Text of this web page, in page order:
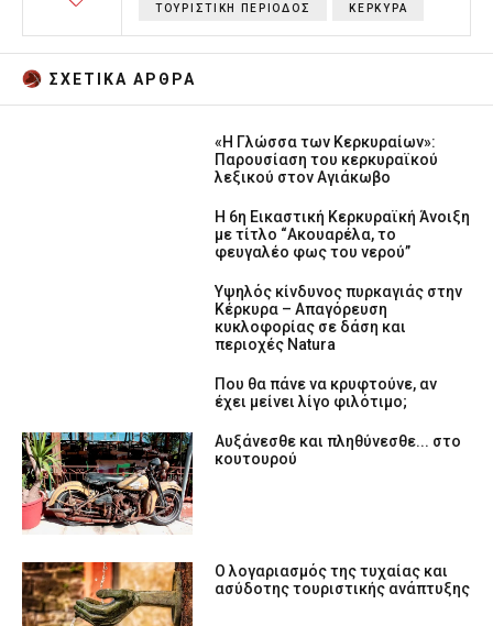
ΤΟΥΡΙΣΤΙΚΗ ΠΕΡΙΟΔΟΣ ΚΕΡΚΥΡΑ
ΣΧΕΤΙΚA AΡΘΡΑ
«Η Γλώσσα των Κερκυραίων»:
Παρουσίαση του κερκυραϊκού
λεξικού στον Αγιάκωβο
Η 6η Εικαστική Κερκυραϊκή Άνοιξη
με τίτλο “Ακουαρέλα, το
φευγαλέο φως του νερού”
Υψηλός κίνδυνος πυρκαγιάς στην
Κέρκυρα – Απαγόρευση
κυκλοφορίας σε δάση και
περιοχές Natura
Που θα πάνε να κρυφτούνε, αν
έχει μείνει λίγο φιλότιμο;
Αυξάνεσθε και πληθύνεσθε... στο
κουτουρού
Ο λογαριασμός της τυχαίας και
ασύδοτης τουριστικής ανάπτυξης